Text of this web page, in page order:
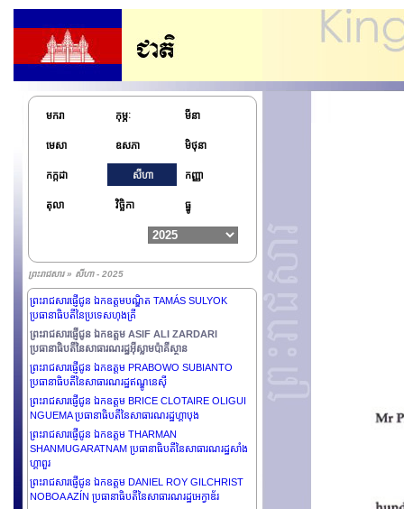
មករា កុម្ភៈ មីនា
មេសា ឧសភា មិថុនា
កក្កដា សីហា កញ្ញា
តុលា វិច្ឆិកា ធ្នូ
ព្រះរាជសារ » សីហា - 2025
ព្រះរាជសារឆ្លើយតបរបស់ ព្រះករុណា ព្រះបាទសម្ដេចព្រះបរមនាថ
នរោត្ដម សីហមុនី ព្រះមហាក្សត្រនៃព្រះរាជាណាចក្រកម្ពុជា ចំពោះ​
សំណួរ​ដែល​បាន​ដាក់ថ្វាយដោយ People's Daily
រាជសារផ្ញើជូន ឯកឧត្តម SHAVKAT MIRZIYOYEV
ប្រធានាធិបតីនៃសាធារណរដ្ឋអ៊ូបេគីស្តង់
ប្រធានាធិបតីនៃសាធារណរដ្ឋស្លូវ៉ាគ
ព្រះរាជសារផ្ញើជូន ឯកឧត្តម SADYR ZHAPAROV
ប្រធានាធិបតីនៃសាធារណរដ្ឋកៀហ្ស៊ីស៊ីស្ថាន
ព្រះរាជសារផ្ញើថ្វាយព្រះករុណា SULTAN IBRAHIM
ព្រះមហាក្សត្រនៃប្រទេសម៉ាឡេស៊ី
ព្រះរាជសារផ្ញើជូន ឯកឧត្តម YAMANDÚ ORSI ប្រធានាធិបតី
ព្រះរាជសារផ្ញើជូន ឯកឧត្តម VOLODYMYR ZELENSKYY
ប្រធានាធិបតីនៃប្រទេសអ៊ុយក្រែន
ព្រះរាជសារផ្ញើជូន ឯកឧត្តមបណ្ឌិត TAMÁS SULYOK
ប្រធានាធិបតីនៃប្រទេសហុងគ្រី
ព្រះរាជសារផ្ញើជូន ឯកឧត្តម ASIF ALI ZARDARI
ប្រធានាធិបតីនៃសាធារណរដ្ឋអ៊ីស្លាមប៉ាគីស្ថាន
ព្រះរាជសារផ្ញើជូន ឯកឧត្តម PRABOWO SUBIANTO
ប្រធានាធិបតីនៃសាធារណរដ្ឋឥណ្ឌូនេស៊ី
ព្រះរាជសារផ្ញើជូន ឯកឧត្តម BRICE CLOTAIRE OLIGUI
NGUEMA ប្រធានាធិបតីនៃសាធារណរដ្ឋហ្គាបុង
ព្រះរាជសារផ្ញើជូន ឯកឧត្តម THARMAN
SHANMUGARATNAM ប្រធានាធិបតីនៃសាធារណរដ្ឋសាំង
ហ្គាពួរ
ព្រះរាជសារផ្ញើជូន ឯកឧត្តម DANIEL ROY GILCHRIST
NOBOA AZÍN ប្រធានាធិបតីនៃសាធារណរដ្ឋអេក្វាឌ័រ